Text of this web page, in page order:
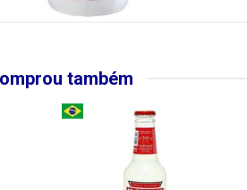
também